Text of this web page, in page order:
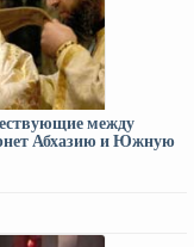
между
Абхазию и Южную